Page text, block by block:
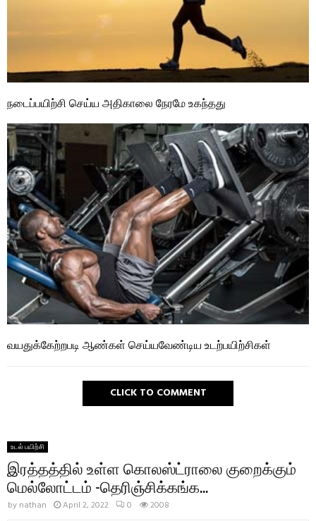
நடைப்பயிற்சி செய்ய அதிகாலை நேரமே உகந்தது
வயதுக்கேற்றபடி ஆண்கள் செய்யவேண்டிய உடற்பயிற்சிகள்
CLICK TO COMMENT
உடல் பயிற்சி
இரத்தத்தில் உள்ள கொலஸ்ட்ராலை குறைக்கும்
மெல்லோட்டம் -தெரிஞ்சிக்கங்க…
by nathan April 2, 2022 0 2008